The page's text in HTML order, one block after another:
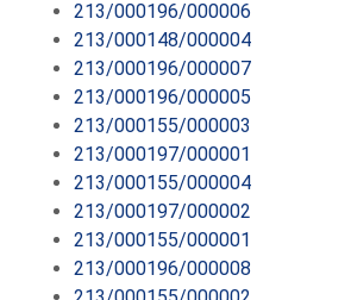
213/000196/000006
213/000148/000004
213/000196/000007
213/000196/000005
213/000155/000003
213/000197/000001
213/000155/000004
213/000197/000002
213/000155/000001
213/000196/000008